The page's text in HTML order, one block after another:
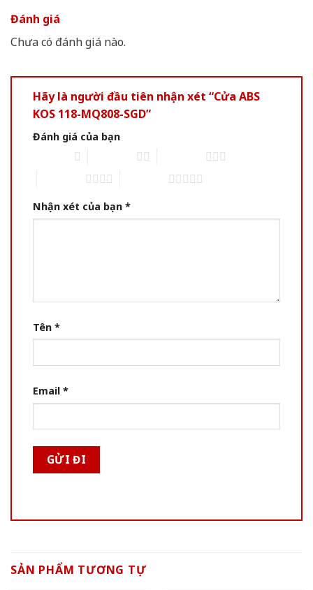
Đánh giá
Chưa có đánh giá nào.
Hãy là người đầu tiên nhận xét “Cửa ABS
KOS 118-MQ808-SGD”
Đánh giá của bạn
Nhận xét của bạn *
Tên *
Email *
SẢN PHẨM TƯƠNG TỰ